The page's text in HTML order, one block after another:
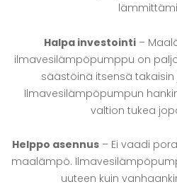
Halpa investointi–
ilmavesilämpöpumppu on
säästöinä itsensä
Ilmavesilämpöpumpun
valtion tukea
Helppo asennus – Ei vaadi
maalämpö.
uuteen kuin